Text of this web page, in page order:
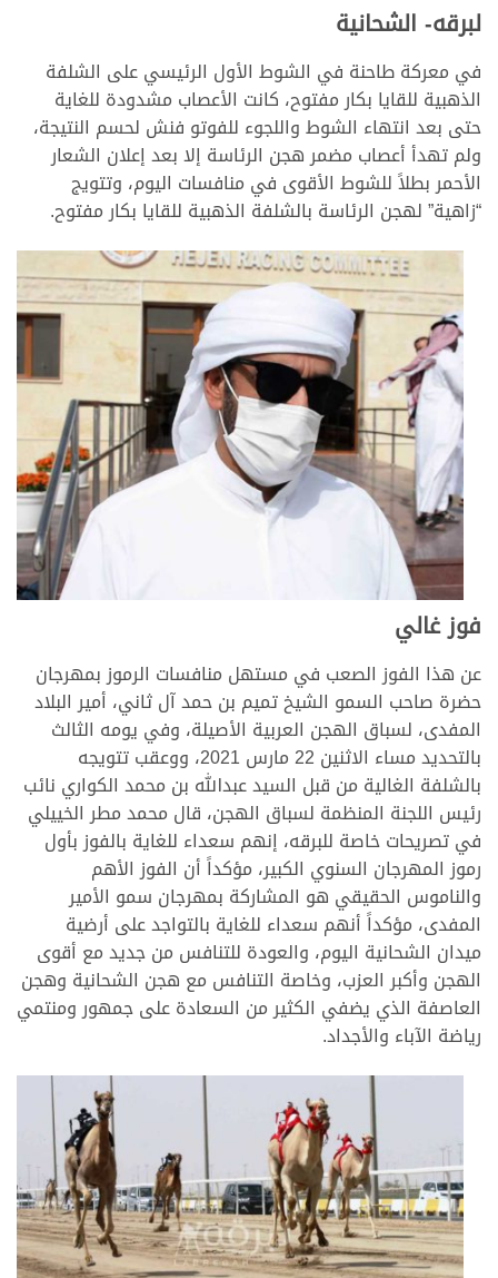
لبرقه- الشحانية
في معركة طاحنة في الشوط الأول الرئيسي على الشلفة
الذهبية للقايا بكار مفتوح، كانت الأعصاب مشدودة للغاية
حتى بعد انتهاء الشوط واللجوء للفوتو فنش لحسم النتيجة،
ولم تهدأ أعصاب مضمر هجن الرئاسة إلا بعد إعلان الشعار
الأحمر بطلاً للشوط الأقوى في منافسات اليوم، وتتويج
“زاهية” لهجن الرئاسة بالشلفة الذهبية للقايا بكار مفتوح.
فوز غالي
عن هذا الفوز الصعب في مستهل منافسات الرموز بمهرجان
حضرة صاحب السمو الشيخ تميم بن حمد آل ثاني، أمير البلاد
المفدى، لسباق الهجن العربية الأصيلة، وفي يومه الثالث
بالتحديد مساء الاثنين 22 مارس 2021، ووعقب تتويجه
بالشلفة الغالية من قبل السيد عبدالله بن محمد الكواري نائب
رئيس اللجنة المنظمة لسباق الهجن، قال محمد مطر الخييلي
في تصريحات خاصة للبرقه، إنهم سعداء للغاية بالفوز بأول
رموز المهرجان السنوي الكبير، مؤكداً أن الفوز الأهم
والناموس الحقيقي هو المشاركة بمهرجان سمو الأمير
المفدى، مؤكداً أنهم سعداء للغاية بالتواجد على أرضية
ميدان الشحانية اليوم، والعودة للتنافس من جديد مع أقوى
الهجن وأكبر العزب، وخاصة التنافس مع هجن الشحانية وهجن
العاصفة الذي يضفي الكثير من السعادة على جمهور ومنتمي
رياضة الآباء والأجداد.